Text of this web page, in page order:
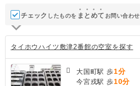
チェック したものを ま と めて お問い合わせ
タイホウハイツ敷津2番館の空室を探す
大国町駅 歩1分
今宮戎駅 歩10分